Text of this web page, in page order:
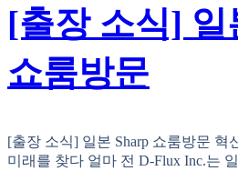
[출장 소식] 일
쇼룸방문
[출장 소식] 일본 Sharp 쇼룸방문 혁
미래를 찾다 얼마 전 D-Flux Inc.는